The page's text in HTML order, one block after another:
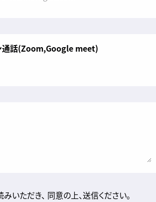
通話(Zoom,Google meet)
みいただき、 同意の上、送信ください。